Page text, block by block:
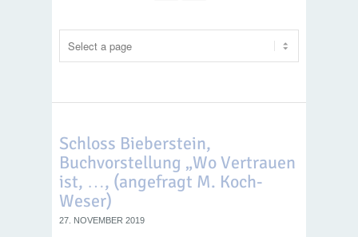
Schloss Bieberstein,
Buchvorstellung „Wo Vertrauen
ist, …, (angefragt M. Koch-
Weser)
27. NOVEMBER 2019